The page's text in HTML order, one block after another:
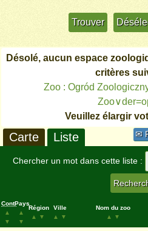
Désolé, aucun espace
critères
Zoo : Ogród
Veuillez élargir
✉
Carte Liste
Chercher un mot dans cette liste :
Cont.
▲
▼
Pays
▲
▼
Région
▲
▼
Ville
▲
▼
Nom du zoo
▲
▼